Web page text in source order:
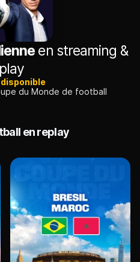
en streaming &
du Monde de football
en replay